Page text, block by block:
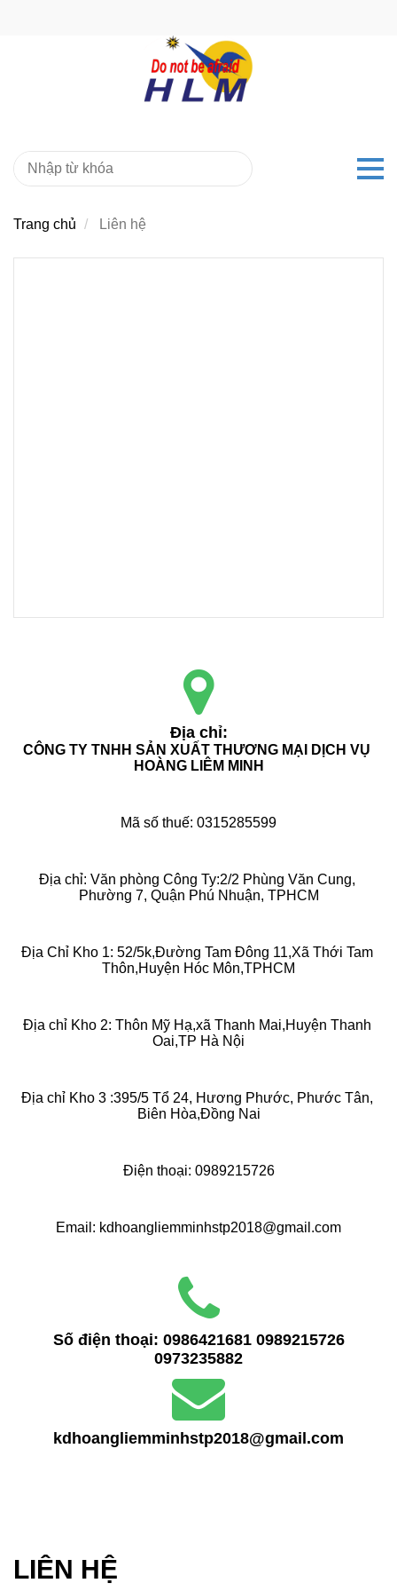
LIÊN HỆ
Địa chỉ:
CÔNG TY TNHH SẢN XUẤT THƯƠNG MẠI DỊCH VỤ
HOÀNG LIÊM MINH
Mã số thuế: 0315285599
Địa chỉ: Văn phòng Công Ty:2/2 Phùng Văn Cung,
Phường 7, Quận Phú Nhuận, TPHCM
Địa Chỉ Kho 1: 52/5k,Đường Tam Đông 11,Xã Thới Tam
Thôn,Huyện Hóc Môn,TPHCM
Địa chỉ Kho 2: Thôn Mỹ Hạ,xã Thanh Mai,Huyện Thanh
Oai,TP Hà Nội
Địa chỉ Kho 3 :395/5 Tổ 24, Hương Phước, Phước Tân,
Biên Hòa,Đồng Nai
Điện thoại: 0989215726
Email: kdhoangliemminhstp2018@gmail.com
Số điện thoại: 0986421681 0989215726
0973235882
kdhoangliemminhstp2018@gmail.com
Trang chủ Liên hệ